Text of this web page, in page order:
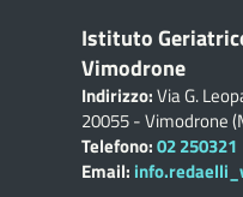
Istituto
Vimodrone
Indirizzo:Via G.
20055 - Vimodrone
Telefono:02 250321
Email: